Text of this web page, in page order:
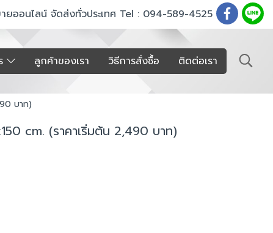
ยออนไลน์ จัดส่งทั่วประเทศ Tel : 094-589-4525
ลูกค้าของเรา วิธีการสั่งซื้อ ติดต่อเรา
บาท)
cm. (ราคาเริ่มต้น 2,490 บาท)